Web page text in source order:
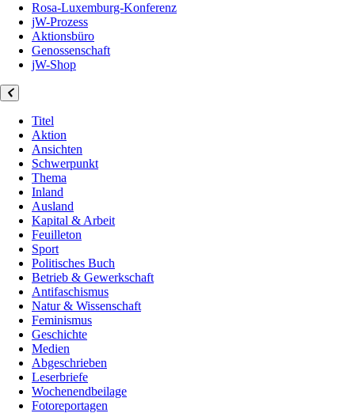
Rosa-Luxemburg-Konferenz
jW-Prozess
Aktionsbüro
Genossenschaft
jW-Shop
Titel
Aktion
Ansichten
Schwerpunkt
Thema
Inland
Ausland
Kapital & Arbeit
Feuilleton
Sport
Politisches Buch
Betrieb & Gewerkschaft
Antifaschismus
Natur & Wissenschaft
Feminismus
Geschichte
Medien
Abgeschrieben
Leserbriefe
Wochenendbeilage
Fotoreportagen